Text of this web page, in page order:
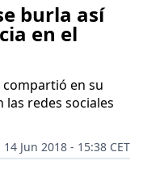
burla así
en el
compartió en su
redes sociales
14 Jun 2018 - 15:38 CET